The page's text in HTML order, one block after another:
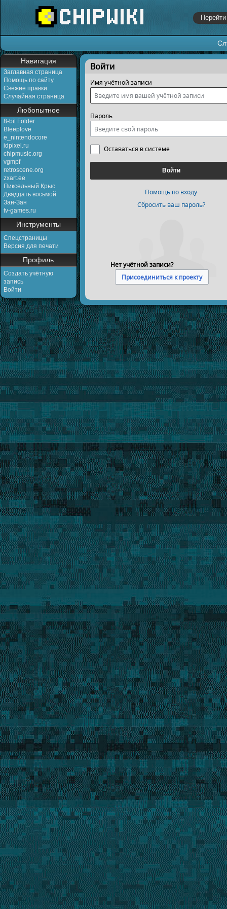
Навигация
Заглавная страница
Помощь по сайту
Свежие правки
Случайная страница
Любопытное
8-bit Folder
Bleeplove
e_nintendocore
idpixel.ru
chipmusic.org
vgmpf
retroscene.org
zxart.ee
Пиксельный Крыс
Двадцать восьмой
Зан-Зан
tv-games.ru
Инструменты
Спецстраницы
Версия для печати
Профиль
Создать учётную
запись
Войти
Перейти к:навигация,поиск
Войти
Имя учётной записи
Пароль
Оставаться в системе
Войти
Помощь по входу
Сбросить ваш пароль?
Нет учётной записи?
Присоединиться к проекту